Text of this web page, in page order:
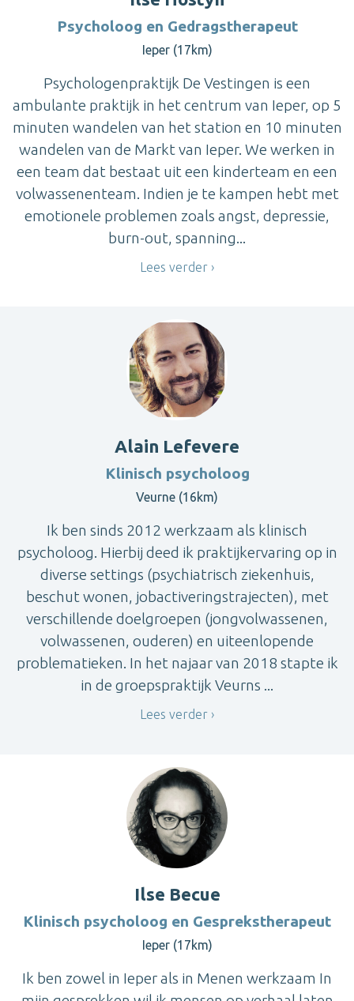
Psycholoog en Gedragstherapeut
Ieper (17km)
Psychologenpraktijk De Vestingen is een
ambulante praktijk in het centrum van Ieper, op 5
minuten wandelen van het station en 10 minuten
wandelen van de Markt van Ieper. We werken in
een team dat bestaat uit een kinderteam en een
volwassenenteam. Indien je te kampen hebt met
emotionele problemen zoals angst, depressie,
burn-out, spanning...
Lees verder
Alain Lefevere
Klinisch psycholoog
Veurne (16km)
Ik ben sinds 2012 werkzaam als klinisch
psycholoog. Hierbij deed ik praktijkervaring op in
diverse settings (psychiatrisch ziekenhuis,
beschut wonen, jobactiveringstrajecten), met
verschillende doelgroepen (jongvolwassenen,
volwassenen, ouderen) en uiteenlopende
problematieken. In het najaar van 2018 stapte ik
in de groepspraktijk Veurns ...
Lees verder
Ilse Becue
Klinisch psycholoog en Gesprekstherapeut
Ieper (17km)
Ik ben zowel in Ieper als in Menen werkzaam In